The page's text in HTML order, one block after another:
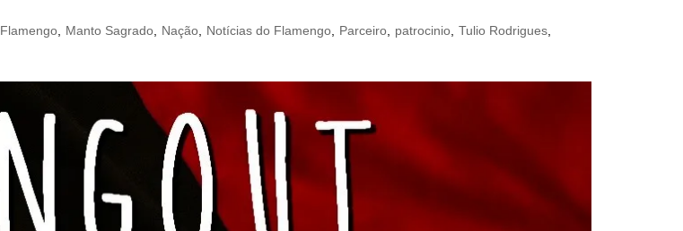
Flamengo Manto Sagrado Nação Notícias do Flamengo Parceiro patrocinio Tulio Rodrigues